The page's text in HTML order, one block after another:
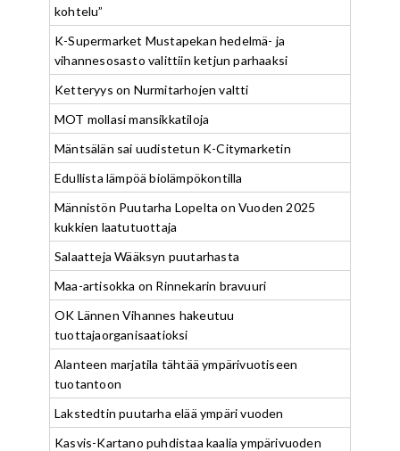
kohtelu”
K-Supermarket Mustapekan hedelmä- ja
vihannesosasto valittiin ketjun parhaaksi
Ketteryys on Nurmitarhojen valtti
MOT mollasi mansikkatiloja
Mäntsälän sai uudistetun K-Citymarketin
Edullista lämpöä biolämpökontilla
Männistön Puutarha Lopelta on Vuoden 2025
kukkien laatutuottaja
Salaatteja Wääksyn puutarhasta
Maa-artisokka on Rinnekarin bravuuri
OK Lännen Vihannes hakeutuu
tuottajaorganisaatioksi
Alanteen marjatila tähtää ympärivuotiseen
tuotantoon
Lakstedtin puutarha elää ympäri vuoden
Kasvis-Kartano puhdistaa kaalia ympärivuoden